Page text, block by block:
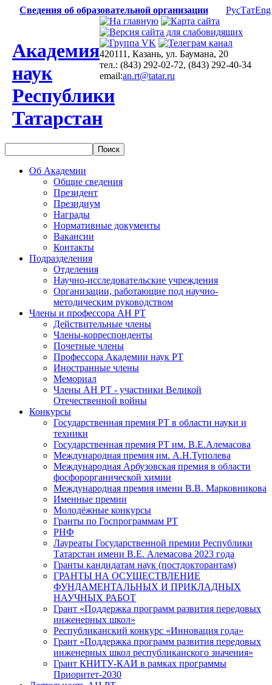
Сведения об образовательной организации РусТатEng
Академия
наук
Республики
Татарстан
420111, Казань, ул. Баумана, 20
тел.: (843) 292-02-72, (843) 292-40-34
email:an.rt@tatar.ru
Об Академии
Общие сведения
Президент
Президиум
Награды
Нормативные документы
Вакансии
Контакты
Подразделения
Отделения
Научно-исследовательские учреждения
Организации, работающие под научно-
методическим руководством
Члены и профессора АН РТ
Действительные члены
Члены-корреспонденты
Почетные члены
Профессора Академии наук РТ
Иностранные члены
Мемориал
Члены АН РТ - участники Великой
Отечественной войны
Конкурсы
Государственная премия РТ в области науки и
техники
Государственная премия РТ им. В.Е.Алемасова
Международная премия им. А.Н.Туполева
Международная Арбузовская премия в области
фосфорорганической химии
Международная премия имени В.В. Марковникова
Именные премии
Молодёжные конкурсы
Гранты по Госпрограммам РТ
РНФ
Лауреаты Государственной премии Республики
Татарстан имени В.Е. Алемасова 2023 года
Гранты кандидатам наук (постдокторантам)
ГРАНТЫ НА ОСУЩЕСТВЛЕНИЕ
ФУНДАМЕНТАЛЬНЫХ И ПРИКЛАДНЫХ
НАУЧНЫХ РАБОТ
Грант «Поддержка программ развития передовых
инженерных школ»
Республиканский конкурс «Инновация года»
Грант «Поддержка программ развития передовых
инженерных школ республиканского значения»
Грант КНИТУ-КАИ в рамках программы
Приоритет-2030